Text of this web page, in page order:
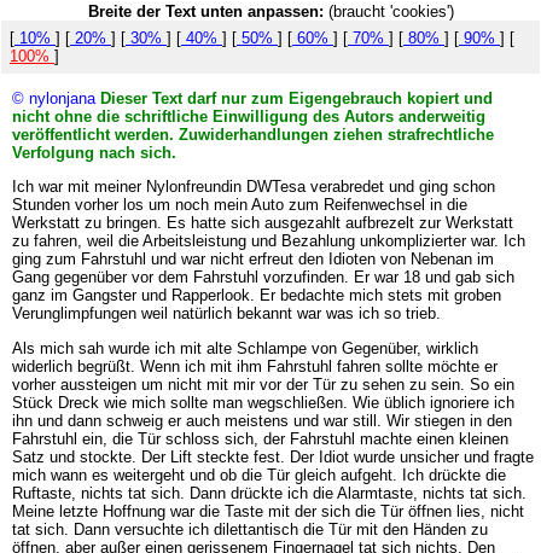
Breite der Text unten anpassen: (braucht 'cookies')
[ 10% ] [ 20% ] [ 30% ] [ 40% ] [ 50% ] [ 60% ] [ 70% ] [ 80% ] [ 90% ] [
100% ]
© nylonjana Dieser Text darf nur zum Eigengebrauch kopiert und
nicht ohne die schriftliche Einwilligung des Autors anderweitig
veröffentlicht werden. Zuwiderhandlungen ziehen strafrechtliche
Verfolgung nach sich.
Ich war mit meiner Nylonfreundin DWTesa verabredet und ging schon
Stunden vorher los um noch mein Auto zum Reifenwechsel in die
Werkstatt zu bringen. Es hatte sich ausgezahlt aufbrezelt zur Werkstatt
zu fahren, weil die Arbeitsleistung und Bezahlung unkomplizierter war. Ich
ging zum Fahrstuhl und war nicht erfreut den Idioten von Nebenan im
Gang gegenüber vor dem Fahrstuhl vorzufinden. Er war 18 und gab sich
ganz im Gangster und Rapperlook. Er bedachte mich stets mit groben
Verunglimpfungen weil natürlich bekannt war was ich so trieb.
Als mich sah wurde ich mit alte Schlampe von Gegenüber, wirklich
widerlich begrüßt. Wenn ich mit ihm Fahrstuhl fahren sollte möchte er
vorher aussteigen um nicht mit mir vor der Tür zu sehen zu sein. So ein
Stück Dreck wie mich sollte man wegschließen. Wie üblich ignoriere ich
ihn und dann schweig er auch meistens und war still. Wir stiegen in den
Fahrstuhl ein, die Tür schloss sich, der Fahrstuhl machte einen kleinen
Satz und stockte. Der Lift steckte fest. Der Idiot wurde unsicher und fragte
mich wann es weitergeht und ob die Tür gleich aufgeht. Ich drückte die
Ruftaste, nichts tat sich. Dann drückte ich die Alarmtaste, nichts tat sich.
Meine letzte Hoffnung war die Taste mit der sich die Tür öffnen lies, nicht
tat sich. Dann versuchte ich dilettantisch die Tür mit den Händen zu
öffnen, aber außer einen gerissenem Fingernagel tat sich nichts. Den